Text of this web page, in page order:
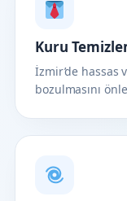
Kuru
İzmir’de hassas
bozulmasını